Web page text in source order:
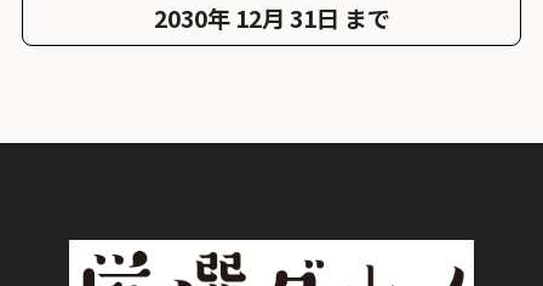
2030年 12月 31日 まで